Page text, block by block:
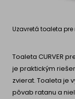
Uzavretá toaleta
Toaleta CURVER
je praktickým
zvierat. Toaleta je
pôvab ratanu a